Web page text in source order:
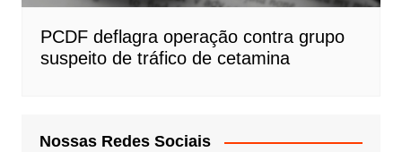
PCDF deflagra operação contra grupo
suspeito de tráfico de cetamina
Nossas Redes Sociais